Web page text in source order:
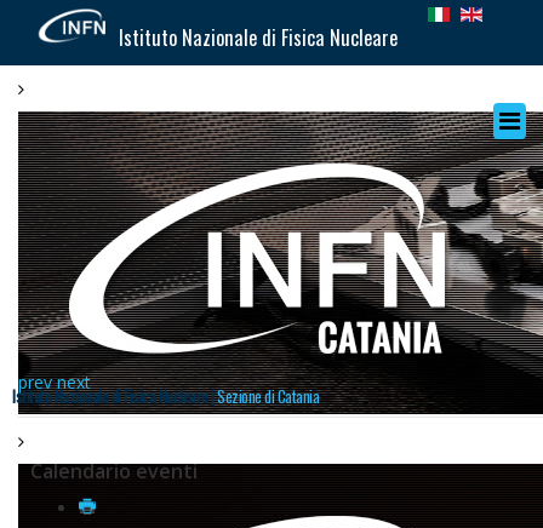
Istituto Nazionale di Fisica Nucleare
prev next
Istituto Nazionale di Fisica Nucleare |Sezione di Catania
Calendario eventi